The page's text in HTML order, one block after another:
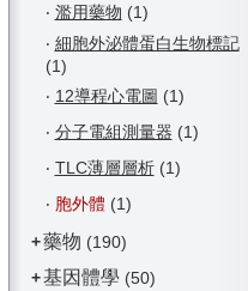
‧ 濫用藥物 (1)
‧ 細胞外泌體蛋白生物標記
(1)
‧ 12導程心電圖 (1)
‧ 分子電組測量器 (1)
‧ TLC薄層層析(1)
‧ 胞外體 (1)
+藥物 (190)
+基因體學 (50)